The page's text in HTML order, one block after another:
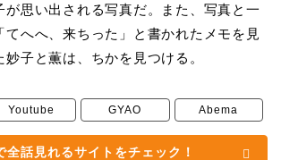
が思い出される写真だ。また、写真と一
てへへ、来ちった」と書かれたメモを見
子と薫は、ちかを見つける。
Youtube GYAO Abema
全話見れるサイトをチェック！